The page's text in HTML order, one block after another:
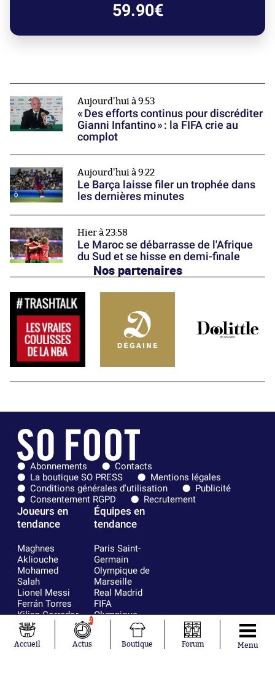
59.90€
Aujourd'hui à 9:53
« Des efforts continus pour discréditer
Gianni Infantino » : la FIFA crie au
complot
Aujourd'hui à 9:22
Le Barça laisse filer un trophée dans
les dernières minutes
Hier à 23:58
Le Maroc se débarrasse de l'Afrique
du Sud et se hisse en demi-finale
Nos partenaires
Abonnements
Contacts
La boutique SO PRESS
Mentions légales
Conditions générales d'utilisation
Publicité
Consentement RGPD
Recrutement
Joueurs en
tendance
Maghnes
Akliouche
Mohamed
Salah
Lionel Messi
Ferrán Torres
Kilian Corredor
Franco
Mastantuono
Orel Mangala
Équipes en
tendance
Paris Saint-
Germain
Olympique de
Marseille
Real Madrid
FIFA
Olympique
AS Monaco
FC Barcelone
Accueil
2
Actus Boutique Forum Menu